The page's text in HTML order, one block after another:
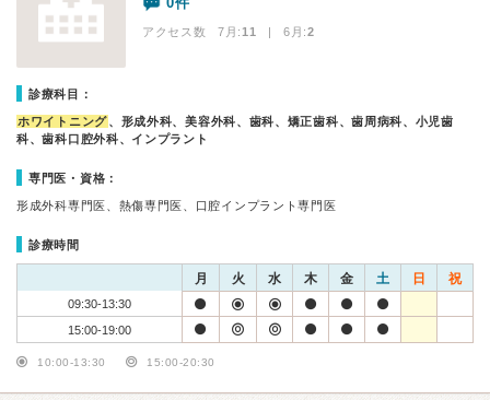
アクセス数 7月:11 | 6月:2
診療科目：
ホワイトニング、形成外科、美容外科、歯科、矯正歯科、歯周病科、小児歯
科、歯科口腔外科、インプラント
専門医・資格：
形成外科専門医、熱傷専門医、口腔インプラント専門医
診療時間
月 火 水 木 金 土 日 祝
09:30-13:30
15:00-19:00
10:00-13:30 15:00-20:30